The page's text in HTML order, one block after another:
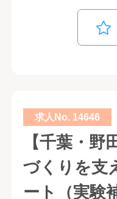
求人No. 14646
【千葉・野
づくりを支
ート（実験